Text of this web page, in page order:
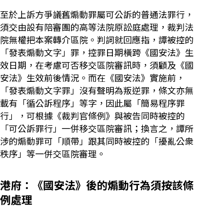
至於上訴方爭議舊煽動罪屬可公訴的普通法罪行，
須交由設有陪審團的高等法院原訟庭處理，裁判法
院無權把本案轉介區院。判詞就回應指，譚被控的
「發表煽動文字」罪，控罪日期橫跨《國安法》生
效日期，在考慮可否移交區院審訊時，須顧及《國
安法》生效前後情況。而在《國安法》實施前，
「發表煽動文字罪」沒有聲明為叛逆罪，條文亦無
載有「循公訴程序」等字，因此屬「簡易程序罪
行」，可根據《裁判官條例》與被告同時被控的
「可公訴罪行」一併移交區院審訊；換言之，譚所
涉的煽動罪可「順帶」跟其同時被控的「擾亂公衆
秩序」等一併交區院審理。
港府：《國安法》後的煽動行為須按該條
例處理